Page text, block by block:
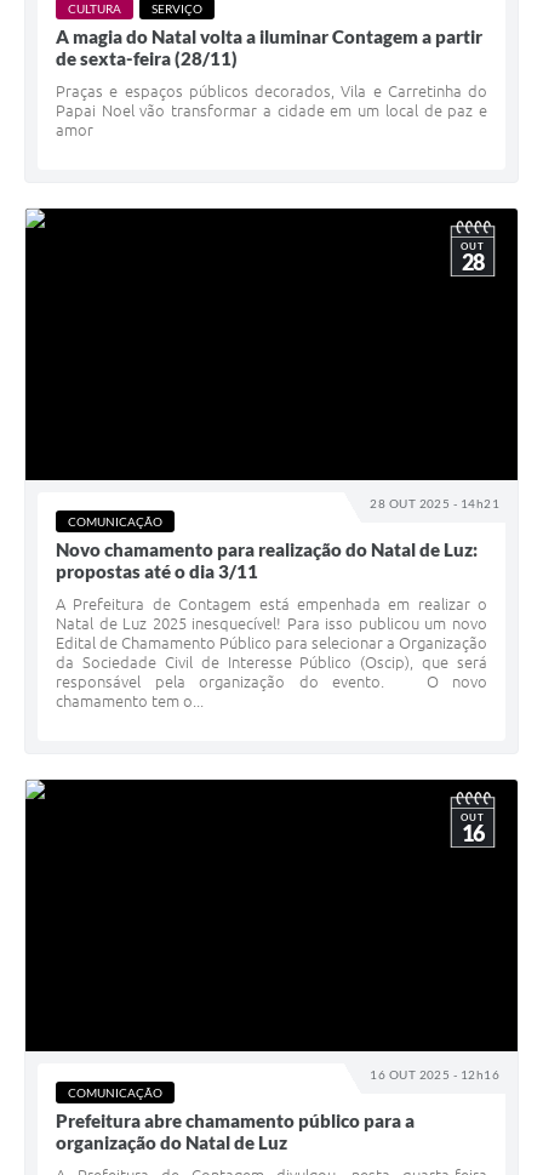
CULTURA
SERVIÇO
A magia do Natal volta a iluminar Contagem a partir
de sexta-feira (28/11)
Praças e espaços públicos decorados, Vila e Carretinha do
Papai Noel vão transformar a cidade em um local de paz e
amor
28 OUT 2025 - 14h21
OUT
28
COMUNICAÇÃO
Novo chamamento para realização do Natal de Luz:
propostas até o dia 3/11
A Prefeitura de Contagem está empenhada em realizar o
Natal de Luz 2025 inesquecível! Para isso publicou um novo
Edital de Chamamento Público para selecionar a Organização
da Sociedade Civil de Interesse Público (Oscip), que será
responsável pela organização do evento. O novo
chamamento tem o...
16 OUT 2025 - 12h16
OUT
16
COMUNICAÇÃO
Prefeitura abre chamamento público para a
organização do Natal de Luz